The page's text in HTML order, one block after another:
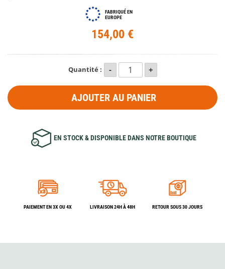
FABRIQUÉ EN
EUROPE
154,00 €
Quantité :
AJOUTER AU PANIER
EN STOCK & DISPONIBLE DANS NOTRE BOUTIQUE
PAIEMENT EN 3X OU 4X LIVRAISON 24H À 48H RETOUR SOUS 30 JOURS